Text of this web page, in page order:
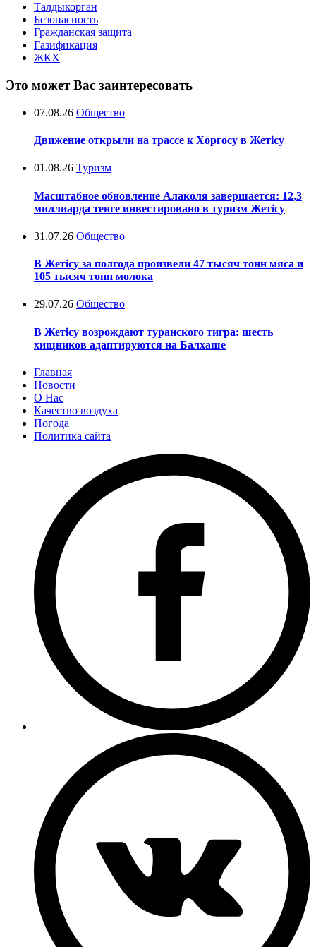
Талдыкорган
Безопасность
Гражданская защита
Газификация
ЖКХ
Это может Вас заинтересовать
07.08.26 Общество
Движение открыли на трассе к Хоргосу в Жетісу
01.08.26 Туризм
Масштабное обновление Алаколя завершается: 12,3
миллиарда тенге инвестировано в туризм Жетісу
31.07.26 Общество
В Жетісу за полгода произвели 47 тысяч тонн мяса и
105 тысяч тонн молока
29.07.26 Общество
В Жетісу возрождают туранского тигра: шесть
хищников адаптируются на Балхаше
Главная
Новости
О Нас
Качество воздуха
Погода
Политика сайта